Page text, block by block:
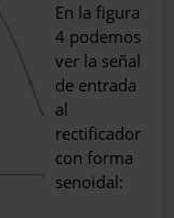
En la figura
4 podemos
ver la señal
de entrada
al
rectificador
con forma
senoidal: